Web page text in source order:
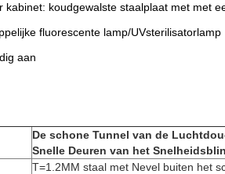
kabinet: koudgewalste staalplaat met met
fluorescente lamp/UVsterilisatorlamp
aan
De schone Tunnel van de
Snelle Deuren van het
T=1.2MM staal met Nevel buiten het